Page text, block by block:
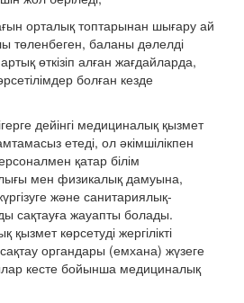
орталық топтарынан шығару ай
төленбеген, баланы дәлелді
өткізіп алған жағдайларда,
болған кезде
дейінгі медициналық қызмет
етеді, ол әкімшілікпен
қатар білім
мен физикалық дамуына,
және санитариялық-
сақтауға жауапты болады.
қызмет көрсетуді жергілікті
органдары (емхана) жүзеге
кесте бойынша медициналық